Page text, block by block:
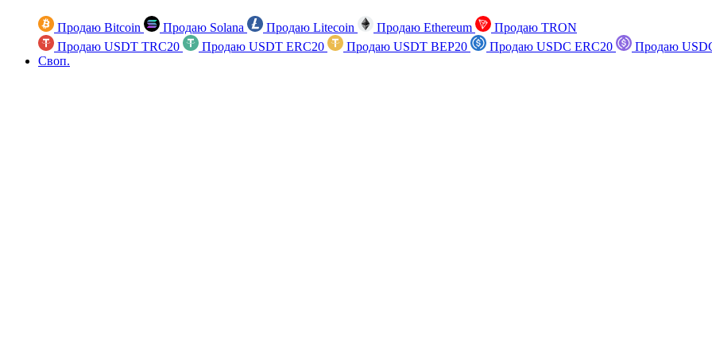
Продаю Bitcoin Продаю Solana Продаю Litecoin Продаю Ethereum
Продаю TRON
Продаю USDT TRC20
Продаю USDT ERC20 Продаю USDT BEP20 Продаю USDC ERC20
Продаю
Своп.